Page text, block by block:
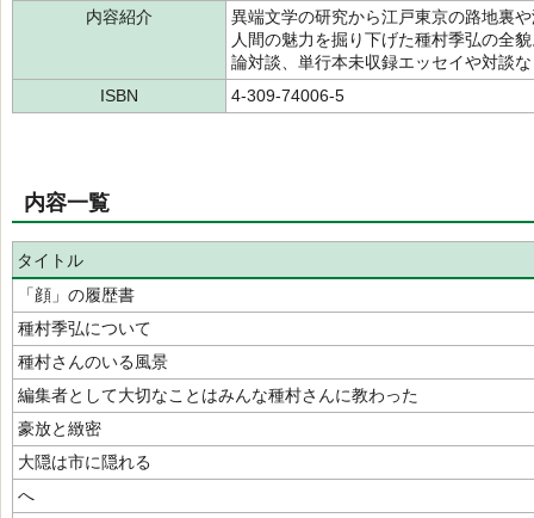
内容紹介
異端文学の研究から江戸東京の路地裏
人間の魅力を掘り下げた種村季弘の全
論対談、単行本未収録エッセイや対談
ISBN
4-309-74006-5
内容一覧
タイトル
「顔」の履歴書
種村季弘について
種村さんのいる風景
編集者として大切なことはみんな種村さんに教わった
豪放と緻密
大隠は市に隠れる
へゝゝゝゝ